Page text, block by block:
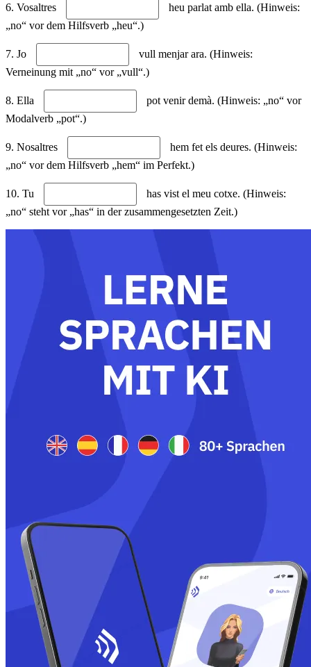
6. Vosaltres
heu parlat amb ella. (Hinweis:
„no“ vor dem Hilfsverb „heu“.)
7. Jo
vull menjar ara. (Hinweis:
Verneinung mit „no“ vor „vull“.)
8. Ella
pot venir demà. (Hinweis: „no“ vor
Modalverb „pot“.)
9. Nosaltres
hem fet els deures. (Hinweis:
„no“ vor dem Hilfsverb „hem“ im Perfekt.)
10. Tu
has vist el meu cotxe. (Hinweis:
„no“ steht vor „has“ in der zusammengesetzten Zeit.)